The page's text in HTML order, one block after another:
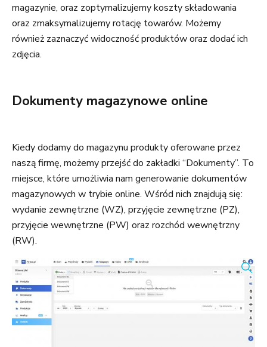
magazynie, oraz zoptymalizujemy koszty składowania
oraz zmaksymalizujemy rotację towarów. Możemy
również zaznaczyć widoczność produktów oraz dodać ich
zdjęcia.
Dokumenty magazynowe online
Kiedy dodamy do magazynu produkty oferowane przez
naszą firmę, możemy przejść do zakładki “Dokumenty”. To
miejsce, które umożliwia nam generowanie dokumentów
magazynowych w trybie online. Wśród nich znajdują się:
wydanie zewnętrzne (WZ), przyjęcie zewnętrzne (PZ),
przyjęcie wewnętrzne (PW) oraz rozchód wewnętrzny
(RW).